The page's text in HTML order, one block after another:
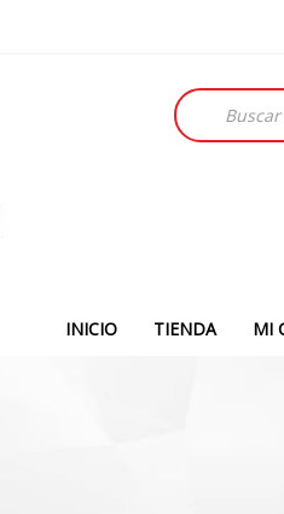
Búsqueda
de
productos
INICIO TIENDA MI